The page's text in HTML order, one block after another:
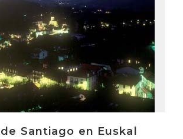
Santiago en Euskal